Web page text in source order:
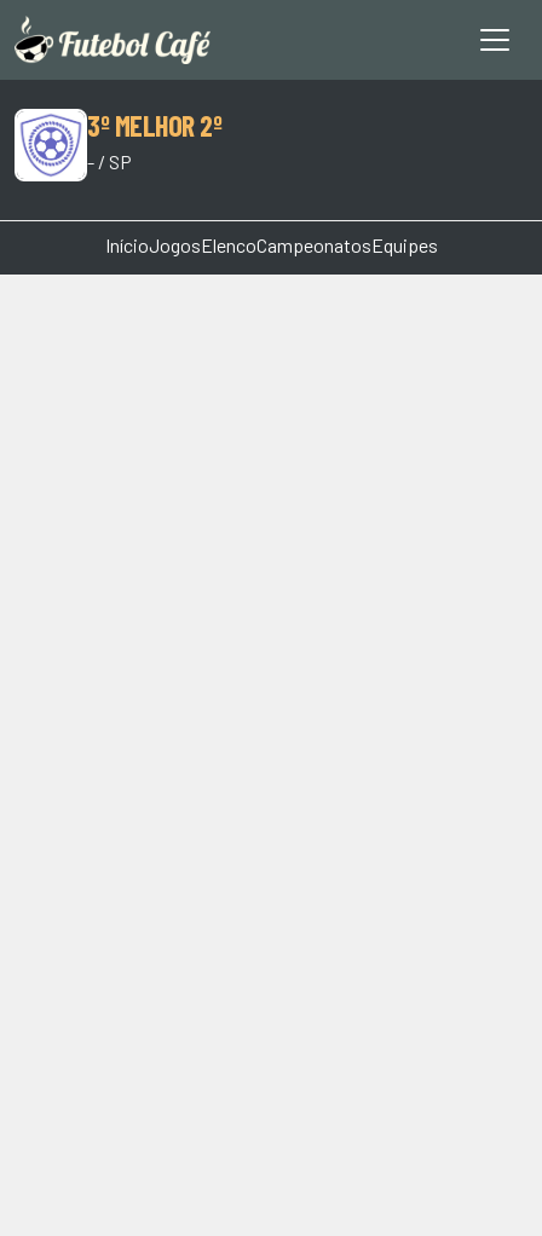
3º MELHOR 2º
- / SP
InícioJogosElencoCampeonatosEquipes